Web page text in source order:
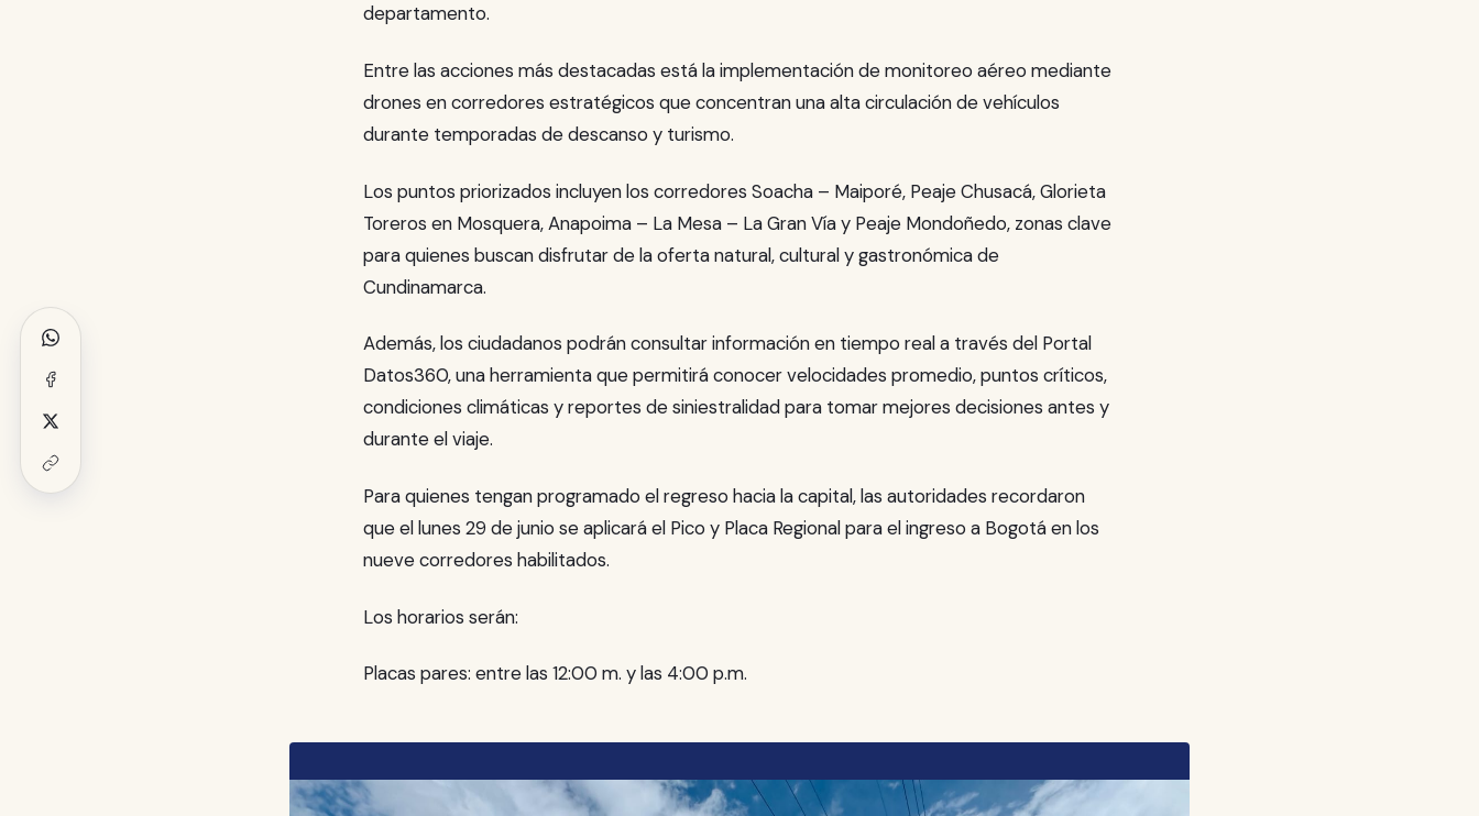
departamento.
Entre las acciones más destacadas está la implementación de monitoreo aéreo mediante
drones en corredores estratégicos que concentran una alta circulación de vehículos
durante temporadas de descanso y turismo.
Los puntos priorizados incluyen los corredores Soacha – Maiporé, Peaje Chusacá, Glorieta
Toreros en Mosquera, Anapoima – La Mesa – La Gran Vía y Peaje Mondoñedo, zonas clave
para quienes buscan disfrutar de la oferta natural, cultural y gastronómica de
Cundinamarca.
Además, los ciudadanos podrán consultar información en tiempo real a través del Portal
Datos360, una herramienta que permitirá conocer velocidades promedio, puntos críticos,
condiciones climáticas y reportes de siniestralidad para tomar mejores decisiones antes y
durante el viaje.
Para quienes tengan programado el regreso hacia la capital, las autoridades recordaron
que el lunes 29 de junio se aplicará el Pico y Placa Regional para el ingreso a Bogotá en los
nueve corredores habilitados.
Los horarios serán:
Placas pares: entre las 12:00 m. y las 4:00 p.m.